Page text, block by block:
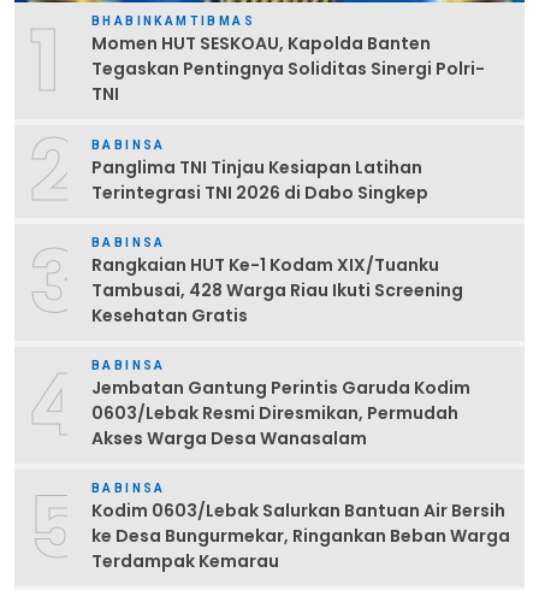
1 BHABINKAMTIBMAS
Momen HUT SESKOAU, Kapolda Banten
Tegaskan Pentingnya Soliditas Sinergi Polri-
TNI
2 BABINSA
Panglima TNI Tinjau Kesiapan Latihan
Terintegrasi TNI 2026 di Dabo Singkep
3 BABINSA
Rangkaian HUT Ke-1 Kodam XIX/Tuanku
Tambusai, 428 Warga Riau Ikuti Screening
Kesehatan Gratis
4 BABINSA
Jembatan Gantung Perintis Garuda Kodim
0603/Lebak Resmi Diresmikan, Permudah
Akses Warga Desa Wanasalam
5 BABINSA
Kodim 0603/Lebak Salurkan Bantuan Air Bersih
ke Desa Bungurmekar, Ringankan Beban Warga
Terdampak Kemarau